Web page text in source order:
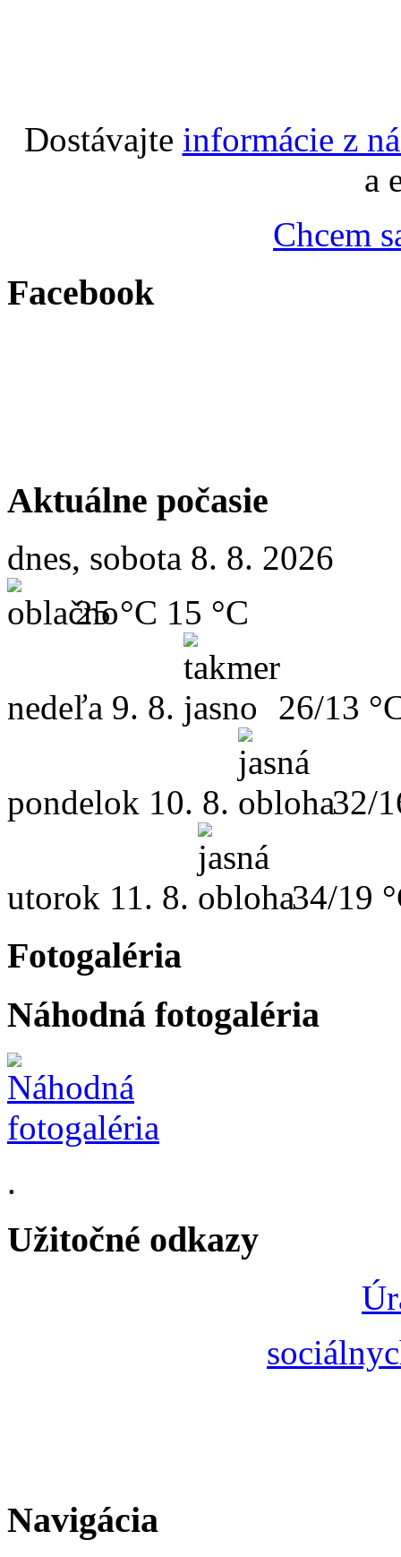
Dostávajte informácie z
a
Chcem
Facebook
Aktuálne počasie
dnes, sobota 8. 8. 2026
25 °C 15 °C
nedeľa 9. 8. 26/13
pondelok 10. 8. 32/
utorok 11. 8. 34/19
Fotogaléria
Náhodná fotogaléria
.
Užitočné odkazy
Navigácia